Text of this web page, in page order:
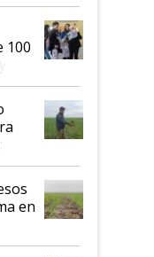
100
en